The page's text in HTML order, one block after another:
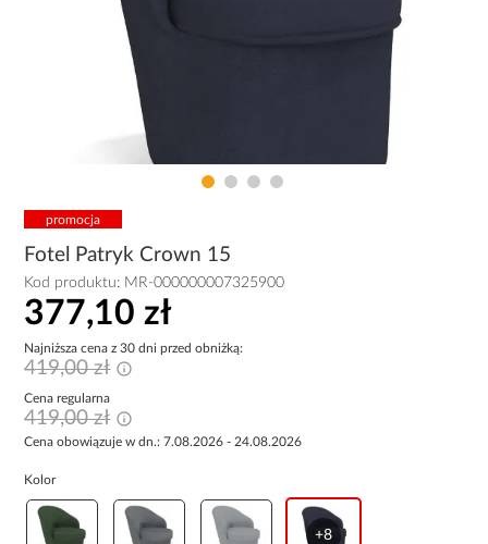
promocja
Fotel Patryk Crown 15
Kod produktu: MR-000000007325900
377,10 zł
Najniższa cena z 30 dni przed obniżką:
419,00 zł
Cena regularna
419,00 zł
Cena obowiązuje w dn.: 7.08.2026 - 24.08.2026
Kolor
+8